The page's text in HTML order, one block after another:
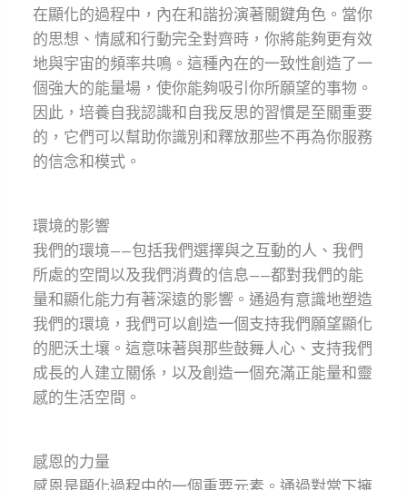
在顯化的過程中，內在和諧扮演著關鍵角色。當你
的思想、情感和行動完全對齊時，你將能夠更有效
地與宇宙的頻率共鳴。這種內在的一致性創造了一
個強大的能量場，使你能夠吸引你所願望的事物。
因此，培養自我認識和自我反思的習慣是至關重要
的，它們可以幫助你識別和釋放那些不再為你服務
的信念和模式。
環境的影響
我們的環境——包括我們選擇與之互動的人、我們
所處的空間以及我們消費的信息——都對我們的能
量和顯化能力有著深遠的影響。通過有意識地塑造
我們的環境，我們可以創造一個支持我們願望顯化
的肥沃土壤。這意味著與那些鼓舞人心、支持我們
成長的人建立關係，以及創造一個充滿正能量和靈
感的生活空間。
感恩的力量
感恩是顯化過程中的一個重要元素。通過對當下擁